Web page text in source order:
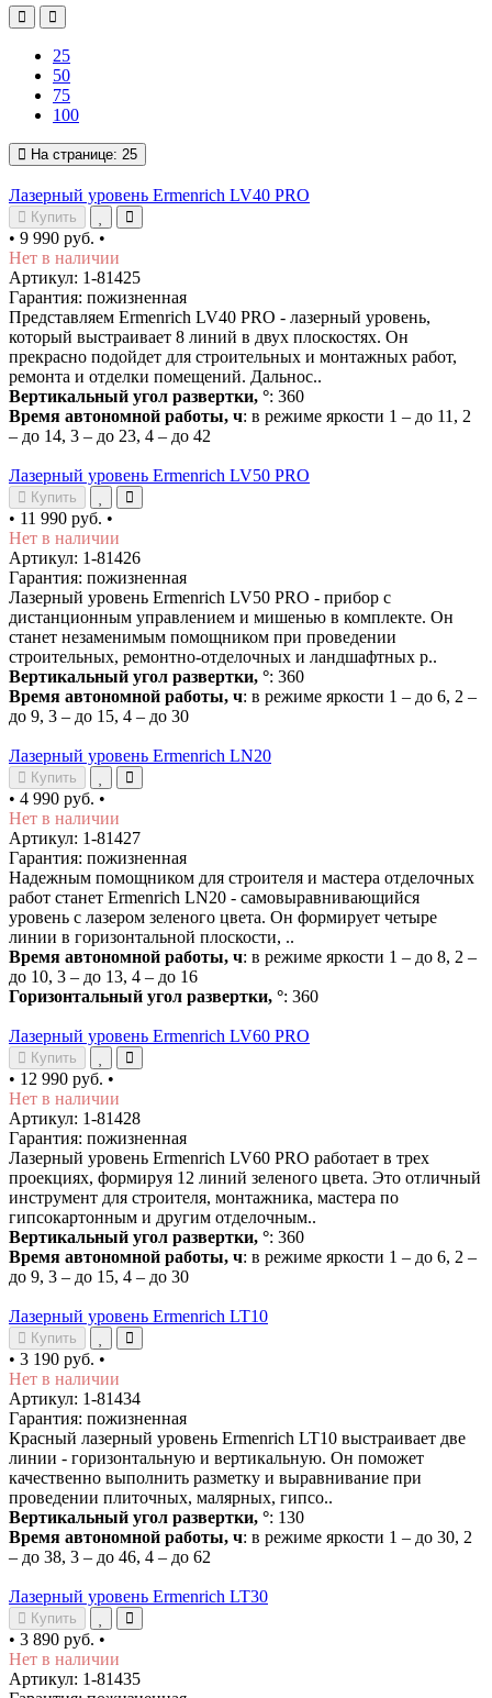
25
50
75
100
На странице: 25
Лазерный уровень Ermenrich LV40 PRO
Купить
• 9 990 руб. •
Нет в наличии
Артикул: 1-81425
Гарантия: пожизненная
Представляем Ermenrich LV40 PRO - лазерный уровень,
который выстраивает 8 линий в двух плоскостях. Он
прекрасно подойдет для строительных и монтажных работ,
ремонта и отделки помещений. Дальнос..
Вертикальный угол развертки, °: 360
Время автономной работы, ч: в режиме яркости 1 – до 11, 2
– до 14, 3 – до 23, 4 – до 42
Лазерный уровень Ermenrich LV50 PRO
Купить
• 11 990 руб. •
Нет в наличии
Артикул: 1-81426
Гарантия: пожизненная
Лазерный уровень Ermenrich LV50 PRO - прибор с
дистанционным управлением и мишенью в комплекте. Он
станет незаменимым помощником при проведении
строительных, ремонтно-отделочных и ландшафтных р..
Вертикальный угол развертки, °: 360
Время автономной работы, ч: в режиме яркости 1 – до 6, 2 –
до 9, 3 – до 15, 4 – до 30
Лазерный уровень Ermenrich LN20
Купить
• 4 990 руб. •
Нет в наличии
Артикул: 1-81427
Гарантия: пожизненная
Надежным помощником для строителя и мастера отделочных
работ станет Ermenrich LN20 - самовыравнивающийся
уровень с лазером зеленого цвета. Он формирует четыре
линии в горизонтальной плоскости, ..
Время автономной работы, ч: в режиме яркости 1 – до 8, 2 –
до 10, 3 – до 13, 4 – до 16
Горизонтальный угол развертки, °: 360
Лазерный уровень Ermenrich LV60 PRO
Купить
• 12 990 руб. •
Нет в наличии
Артикул: 1-81428
Гарантия: пожизненная
Лазерный уровень Ermenrich LV60 PRO работает в трех
проекциях, формируя 12 линий зеленого цвета. Это отличный
инструмент для строителя, монтажника, мастера по
гипсокартонным и другим отделочным..
Вертикальный угол развертки, °: 360
Время автономной работы, ч: в режиме яркости 1 – до 6, 2 –
до 9, 3 – до 15, 4 – до 30
Лазерный уровень Ermenrich LT10
Купить
• 3 190 руб. •
Нет в наличии
Артикул: 1-81434
Гарантия: пожизненная
Красный лазерный уровень Ermenrich LT10 выстраивает две
линии - горизонтальную и вертикальную. Он поможет
качественно выполнить разметку и выравнивание при
проведении плиточных, малярных, гипсо..
Вертикальный угол развертки, °: 130
Время автономной работы, ч: в режиме яркости 1 – до 30, 2
– до 38, 3 – до 46, 4 – до 62
Лазерный уровень Ermenrich LT30
Купить
• 3 890 руб. •
Нет в наличии
Артикул: 1-81435